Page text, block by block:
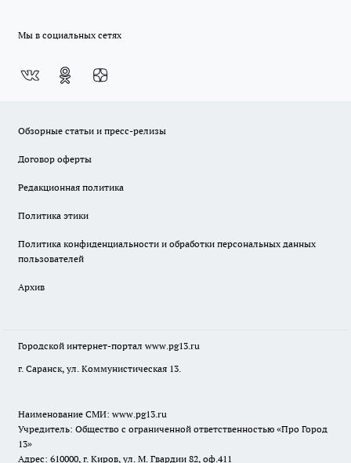
Мы в социальных сетях
Обзорные статьи и пресс-релизы
Договор оферты
Редакционная политика
Политика этики
Политика конфиденциальности и обработки персональных данных
пользователей
Архив
Городской интернет-портал www.pg13.ru
г. Саранск, ул. Коммунистическая 13.
Наименование СМИ: www.pg13.ru
Учредитель: Общество с ограниченной ответственностью «Про Город
13»
Адрес: 610000, г. Киров, ул. М. Гвардии 82, оф.411